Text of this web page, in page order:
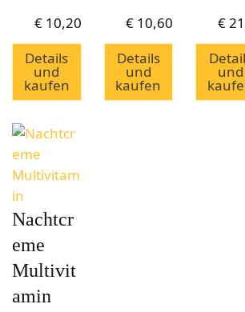
€ 10,20
Details
und
kaufen
€ 10,60
Details
und
kaufen
€
und
Nachtcr
eme
Multivit
amin